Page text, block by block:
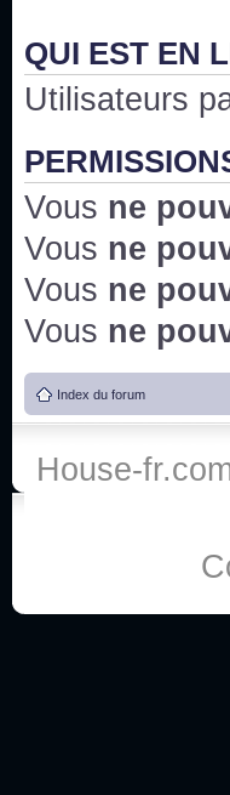
QUI EST EN
Utilisateurs
Vous ne
Vous ne
Vous ne
Vous ne
Index du forum
House-